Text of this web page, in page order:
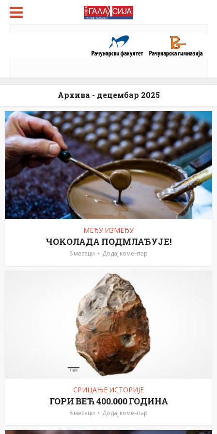
Архива - децембар 2025
МЕЂУ ИЗМЕЂУ
ЧОKОЛАДА ПОДМЛАЂУЈЕ!
8 месеци Додај коментар
СРИЦАЊЕ ИСТОРИЈЕ
ГОРИ ВЕЋ 400.000 ГОДИНА
8 месеци Додај коментар